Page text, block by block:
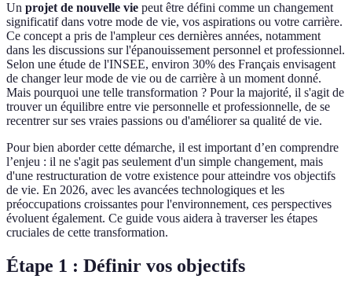
Un projet de nouvelle vie peut être défini comme un changement
significatif dans votre mode de vie, vos aspirations ou votre carrière.
Ce concept a pris de l'ampleur ces dernières années, notamment
dans les discussions sur l'épanouissement personnel et professionnel.
Selon une étude de l'INSEE, environ 30% des Français envisagent
de changer leur mode de vie ou de carrière à un moment donné.
Mais pourquoi une telle transformation ? Pour la majorité, il s'agit de
trouver un équilibre entre vie personnelle et professionnelle, de se
recentrer sur ses vraies passions ou d'améliorer sa qualité de vie.
Pour bien aborder cette démarche, il est important d’en comprendre
l’enjeu : il ne s'agit pas seulement d'un simple changement, mais
d'une restructuration de votre existence pour atteindre vos objectifs
de vie. En 2026, avec les avancées technologiques et les
préoccupations croissantes pour l'environnement, ces perspectives
évoluent également. Ce guide vous aidera à traverser les étapes
cruciales de cette transformation.
Étape 1 : Définir vos objectifs